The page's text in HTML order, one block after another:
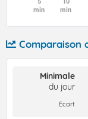
5
min
10
min
Comparaison
Minimale
du jour
Ecart